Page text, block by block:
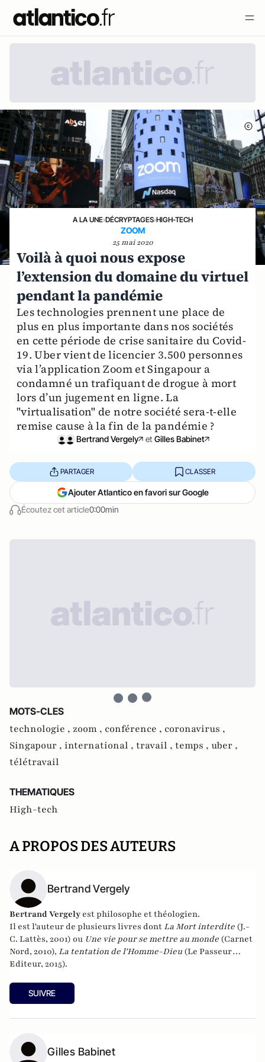
A LA UNE›DÉCRYPTAGES›HIGH-TECH
ZOOM
25 mai 2020
Voilà à quoi nous expose
l’extension du domaine du virtuel
pendant la pandémie
Les technologies prennent une place de
plus en plus importante dans nos sociétés
en cette période de crise sanitaire du Covid-
19. Uber vient de licencier 3.500 personnes
via l’application Zoom et Singapour a
condamné un trafiquant de drogue à mort
lors d’un jugement en ligne. La
"virtualisation" de notre société sera-t-elle
remise cause à la fin de la pandémie ?
Bertrand Vergely et Gilles Babinet
Écoutez cet article0:00min
PARTAGER CLASSER
Ajouter Atlantico en favori sur Google
MOTS-CLES
technologie , zoom , conférence , coronavirus ,
Singapour , international , travail , temps , uber ,
télétravail
THEMATIQUES
High-tech
A PROPOS DES AUTEURS
Bertrand Vergely
Bertrand Vergely est philosophe et théologien.
Il est l'auteur de plusieurs livres dont La Mort interdite (J.-
C. Lattès, 2001) ou Une vie pour se mettre au monde (Carnet
Nord, 2010), La tentation de l'Homme-Dieu (Le Passeur
Editeur, 2015).
SUIVRE
Gilles Babinet